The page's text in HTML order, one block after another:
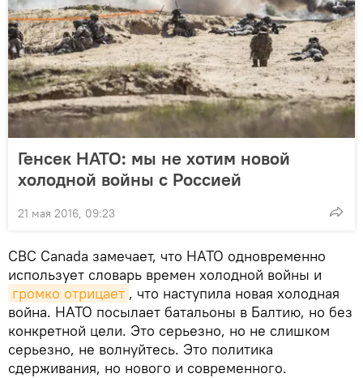
Генсек НАТО: мы не хотим новой
холодной войны с Россией
21 мая 2016, 09:23
CBC Canada замечает, что НАТО одновременно
использует словарь времен холодной войны и
громко отрицает , что наступила новая холодная
война. НАТО посылает батальоны в Балтию, но без
конкретной цели. Это серьезно, но не слишком
серьезно, не волнуйтесь. Это политика
сдерживания, но нового и современного.